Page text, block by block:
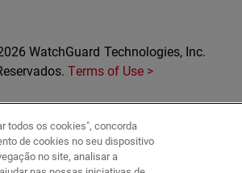
WatchGuard Technologies, Inc.
Terms of Use >
todos os cookies", concorda
de cookies no seu dispositivo
no site, analisar a